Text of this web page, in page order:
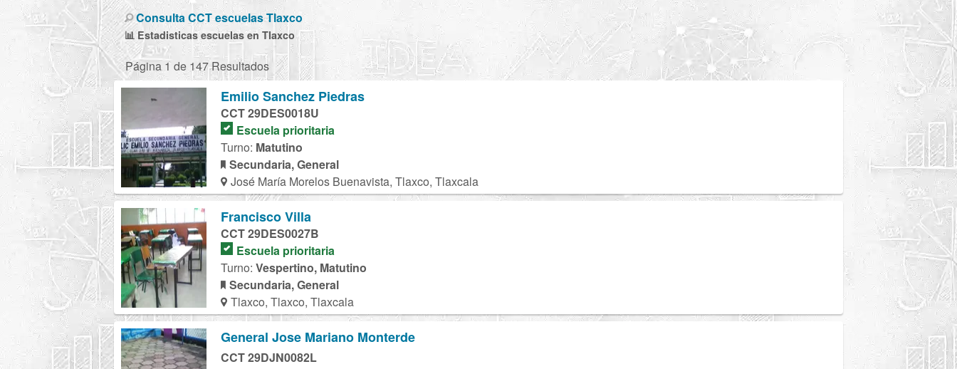
Consulta CCT escuelas Tlaxco
📊 Estadisticas escuelas en Tlaxco
Página 1 de 147 Resultados
Emilio Sanchez Piedras
CCT 29DES0018U
Escuela prioritaria
Turno: Matutino
Secundaria, General
José María Morelos Buenavista, Tlaxco, Tlaxcala
Francisco Villa
CCT 29DES0027B
Escuela prioritaria
Turno: Vespertino, Matutino
Secundaria, General
Tlaxco, Tlaxco, Tlaxcala
General Jose Mariano Monterde
CCT 29DJN0082L